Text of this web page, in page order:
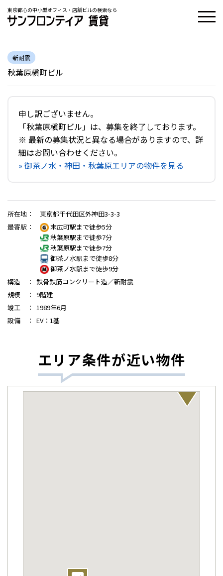
東京都心の中小型オフィス・店舗ビルの検索なら
新耐震
秋葉原槇町ビル
申し訳ございません。
「秋葉原槇町ビル」は、募集を終了しております。
※ 最新の募集状況と異なる場合がありますので、詳
細はお問い合わせください。
» 御茶ノ水・神田・秋葉原エリアの物件を見る
所在地 ：
東京都千代田区外神田3-3-3
最寄駅 ：
末広町駅まで徒歩5分
秋葉原駅まで徒歩7分
秋葉原駅まで徒歩7分
御茶ノ水駅まで徒歩8分
御茶ノ水駅まで徒歩9分
構造
： 鉄骨鉄筋コンクリート造／新耐震
規模
： 9階建
竣工
： 1989年6月
設備
： EV：1基
エリア条件が近い物件